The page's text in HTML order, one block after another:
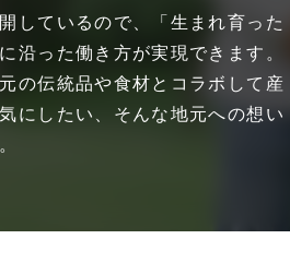
しているので、「生まれ育った
沿った働き方が実現できます。
の伝統品や食材とコラボして産
にしたい、そんな地元への想い